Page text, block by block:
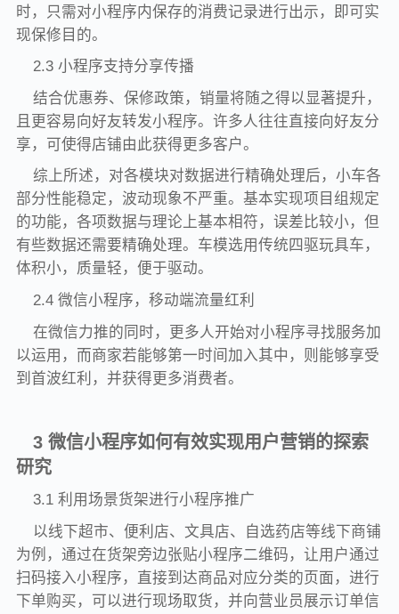
时，只需对小程序内保存的消费记录进行出示，即可实
现保修目的。
2.3 小程序支持分享传播
结合优惠券、保修政策，销量将随之得以显著提升，
且更容易向好友转发小程序。许多人往往直接向好友分
享，可使得店铺由此获得更多客户。
综上所述，对各模块对数据进行精确处理后，小车各
部分性能稳定，波动现象不严重。基本实现项目组规定
的功能，各项数据与理论上基本相符，误差比较小，但
有些数据还需要精确处理。车模选用传统四驱玩具车，
体积小，质量轻，便于驱动。
2.4 微信小程序，移动端流量红利
在微信力推的同时，更多人开始对小程序寻找服务加
以运用，而商家若能够第一时间加入其中，则能够享受
到首波红利，并获得更多消费者。
3 微信小程序如何有效实现用户营销的探索
研究
3.1 利用场景货架进行小程序推广
以线下超市、便利店、文具店、自选药店等线下商铺
为例，通过在货架旁边张贴小程序二维码，让用户通过
扫码接入小程序，直接到达商品对应分类的页面，进行
下单购买，可以进行现场取货，并向营业员展示订单信